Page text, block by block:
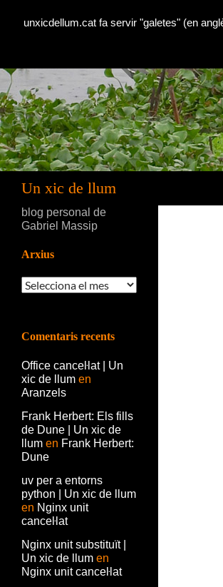
Un xic de llum
blog personal de
Gabriel Massip
Arxius
Arxius
Comentaris recents
Office canceŀlat | Un
xic de llum en
Aranzels
Frank Herbert: Els fills
de Dune | Un xic de
llum en Frank Herbert:
Dune
uv per a entorns
python | Un xic de llum
en Nginx unit
canceŀlat
Nginx unit substituït |
Un xic de llum en
Nginx unit canceŀlat
unxicdellum.cat fa servir "galetes" (en